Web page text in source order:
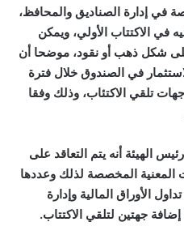
في إدارة الصناديق والمحافظ،
100 وثيقة بسعر 100 جنيه في الاكتتاب الأولي، ويمكن
شكل ذهب أو نقود، موضحا أن
في الصندوق خلال فترة
تلقي الاكتئاب، وذلك وفقا
الهيئة أنه يتم التعاقد على
المعنية المخصصة لذلك وعددها
الأوراق المالية وإدارة
جهتين لتلقي الاكتتاب.